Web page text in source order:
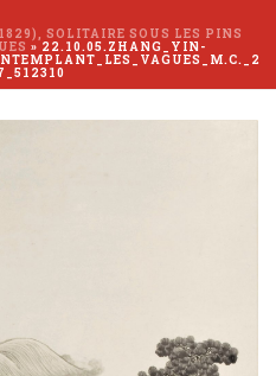
SOLITAIRE SOUS LES PINS
» 22.10.05.ZHANG_YIN-